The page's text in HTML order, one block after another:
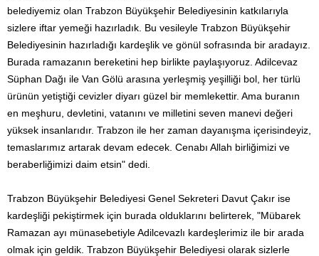
belediyemiz olan Trabzon Büyükşehir Belediyesinin katkılarıyla
sizlere iftar yemeği hazırladık. Bu vesileyle Trabzon Büyükşehir
Belediyesinin hazırladığı kardeşlik ve gönül sofrasında bir aradayız.
Burada ramazanın bereketini hep birlikte paylaşıyoruz. Adilcevaz
Süphan Dağı ile Van Gölü arasına yerleşmiş yeşilliği bol, her türlü
ürünün yetiştiği cevizler diyarı güzel bir memlekettir. Ama buranın
en meşhuru, devletini, vatanını ve milletini seven manevi değeri
yüksek insanlarıdır. Trabzon ile her zaman dayanışma içerisindeyiz,
temaslarımız artarak devam edecek. Cenabı Allah birliğimizi ve
beraberliğimizi daim etsin" dedi.
Trabzon Büyükşehir Belediyesi Genel Sekreteri Davut Çakır ise
kardeşliği pekiştirmek için burada olduklarını belirterek, "Mübarek
Ramazan ayı münasebetiyle Adilcevazlı kardeşlerimiz ile bir arada
olmak için geldik. Trabzon Büyükşehir Belediyesi olarak sizlerle